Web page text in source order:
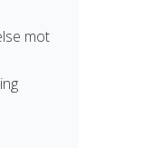
mot